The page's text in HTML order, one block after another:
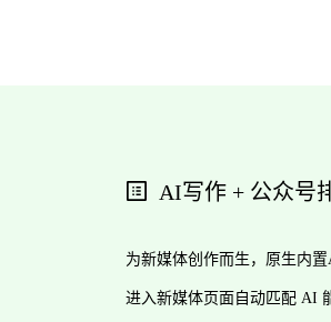
AI写作 + 公众号
为新媒体创作而生，原生内
进入新媒体页面自动匹配 AI